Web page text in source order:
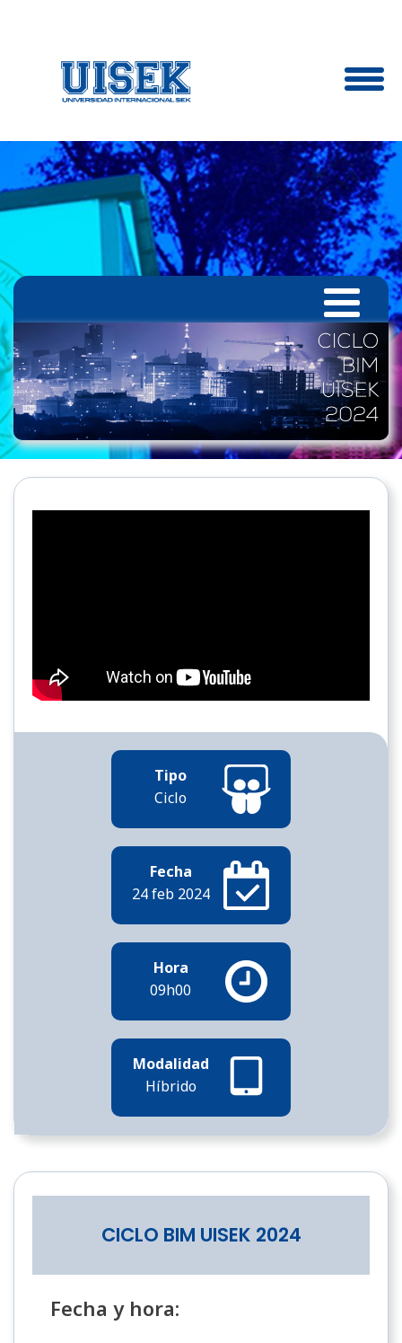
Tipo
Ciclo
Fecha
24 feb 2024
Hora
09h00
Modalidad
Híbrido
CICLO BIM UISEK 2024
Fecha y hora: